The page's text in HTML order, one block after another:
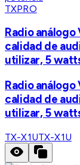
TXPRO
Radio análogo
calidad de
utilizar, 5
Radio análogo
calidad de
utilizar, 5
TX-X1UTX-X1U